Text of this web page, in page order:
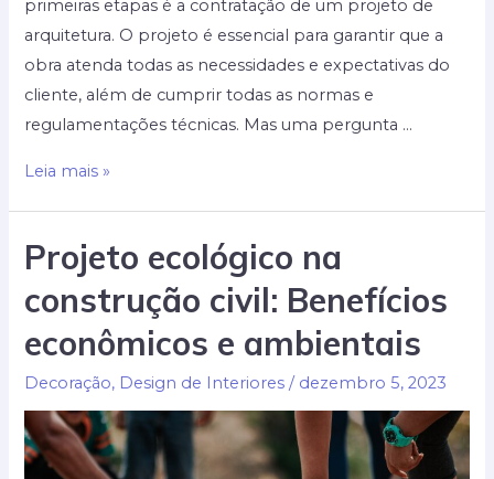
primeiras etapas é a contratação de um projeto de
arquitetura. O projeto é essencial para garantir que a
obra atenda todas as necessidades e expectativas do
cliente, além de cumprir todas as normas e
regulamentações técnicas. Mas uma pergunta …
Quanto
projeto
arquitetura
residencial
Leia mais »
Projeto ecológico na
construção civil: Benefícios
econômicos e ambientais
Decoração, Design de Interiores / dezembro 5, 2023